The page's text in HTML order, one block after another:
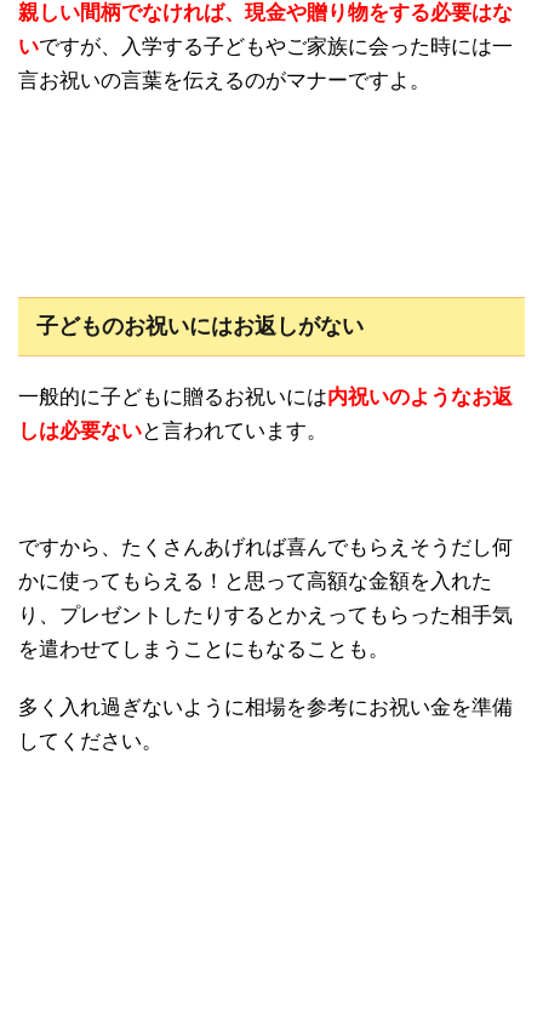
親しい間柄でなければ、現金や贈り物をする必要はな
いですが、入学する子どもやご家族に会った時には一
言お祝いの言葉を伝えるのがマナーですよ。
子どものお祝いにはお返しがない
一般的に子どもに贈るお祝いには内祝いのようなお返
しは必要ないと言われています。
ですから、たくさんあげれば喜んでもらえそうだし何
かに使ってもらえる！と思って高額な金額を入れた
り、プレゼントしたりするとかえってもらった相手気
を遣わせてしまうことにもなることも。
多く入れ過ぎないように相場を参考にお祝い金を準備
してください。